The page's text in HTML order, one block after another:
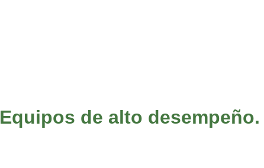
Equipos de alto desempeño.